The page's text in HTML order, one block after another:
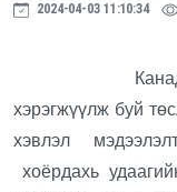
2024-04-03 11:10:34
Канад Улсын
хэрэгжүүлж буй
хэвлэл
хоёрдахь